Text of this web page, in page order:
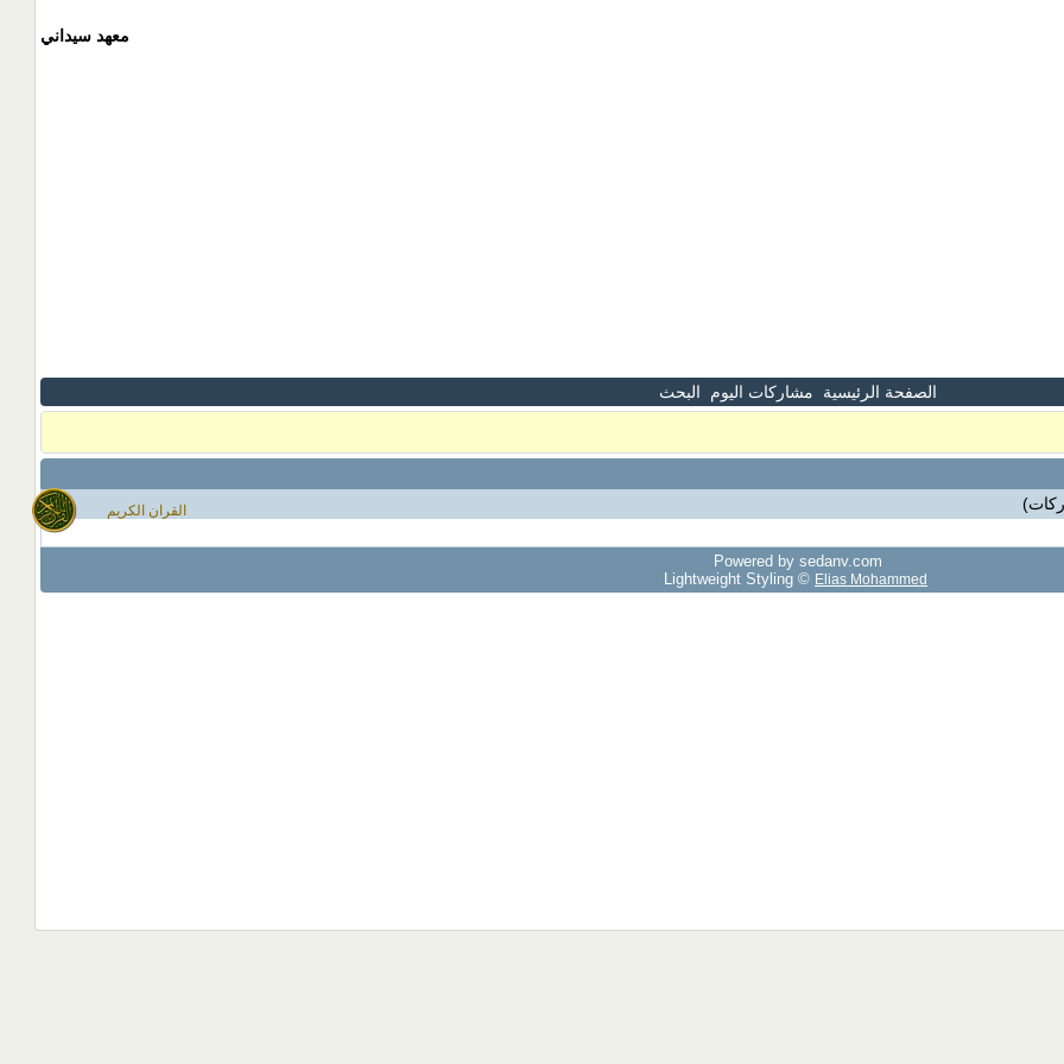
القران الكريم
معهد سيداني
الصفحة الرئيسية مشاركات اليوم البحث
Powered by sedany.com
Lightweight Styling © Elias Mohammed